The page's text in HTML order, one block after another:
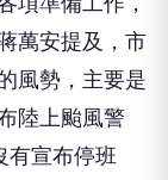
萬安提及，市
風勢，主要是
陸上颱風警
有宣布停班